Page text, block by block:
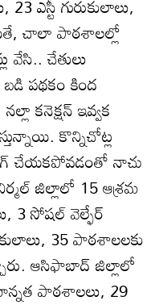
చాలా పాఠశాలల్లో
వేసి.. చేతులు
పథకం కింద
కనెక్షన్‌ ఇవ్వక
కొన్నిచోట్ల
చేయకపోవడంతో నాచు
జిల్లాలో 15 ఆశ్రమ
3 సోషల్‌ వెల్ఫేర్‌
35 పాఠశాలలకు
ఆసిఫాబాద్‌ జిల్లాలో
పాఠశాలలు, 29